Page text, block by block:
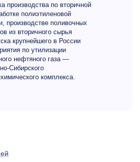
производства по вторичной
полиэтиленовой
производстве поливочных
из вторичного сырья
крупнейшего в России
по утилизации
нефтяного газа —
Сибирского
комплекса.